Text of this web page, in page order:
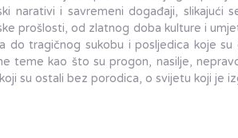
narativi i savremeni događaji, slikajući
prošlosti, od zlatnog doba kulture i
do tragičnog sukobu i posljedica koje
teme kao što su progon, nasilje,
su ostali bez porodica, o svijetu koji je